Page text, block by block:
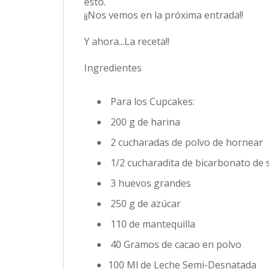
¡¡Nos vemos en la próxima entrada!!
Y ahora...La receta!!
Ingredientes
Para los Cupcakes:
200 g de harina
2 cucharadas de polvo de hornear
1/2 cucharadita de bicarbonato de
3 huevos grandes
250 g de azúcar
110 de mantequilla
40 Gramos de cacao en polvo
100 Ml de Leche Semi-Desnatada